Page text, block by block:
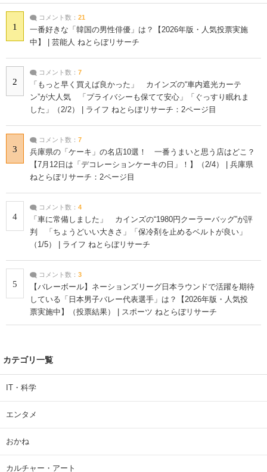
1
コメント数： 21
一番好きな「韓国の男性俳優」は？【2026年版・人気投票実施
中】 | 芸能人 ねとらぼリサーチ
2
コメント数： 7
「もっと早く買えば良かった」 カインズの“車内遮光カーテ
ン”が大人気 「プライバシーも保てて安心」「ぐっすり眠れま
した」（2/2） | ライフ ねとらぼリサーチ：2ページ目
3
コメント数： 7
兵庫県の「ケーキ」の名店10選！ 一番うまいと思う店はどこ？
【7月12日は「デコレーションケーキの日」！】（2/4） | 兵庫県
ねとらぼリサーチ：2ページ目
4
コメント数： 4
「車に常備しました」 カインズの“1980円クーラーバッグ”が評
判 「ちょうどいい大きさ」「保冷剤を止めるベルトが良い」
（1/5） | ライフ ねとらぼリサーチ
5
コメント数： 3
【バレーボール】ネーションズリーグ日本ラウンドで活躍を期待
している「日本男子バレー代表選手」は？【2026年版・人気投
票実施中】（投票結果） | スポーツ ねとらぼリサーチ
カテゴリ一覧
IT・科学
エンタメ
おかね
カルチャー・アート